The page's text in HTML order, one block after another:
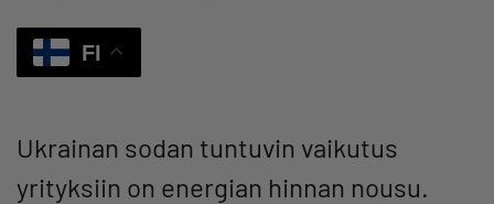
FI
Ukrainan sodan tuntuvin vaikutus
yrityksiin on energian hinnan nousu.